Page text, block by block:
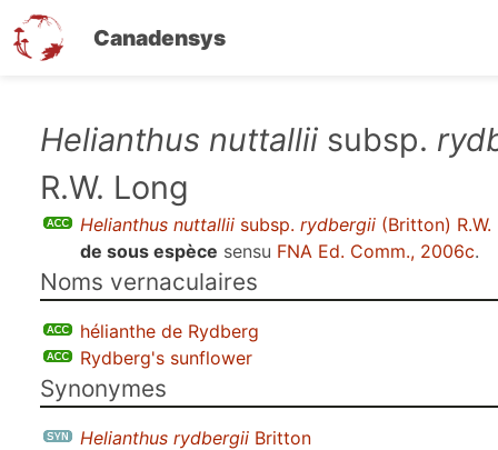
Canadensys
contenu
Helianthus nuttallii subsp.
R.W. Long
Helianthus nuttallii subsp. rydbergii (Britton) R.W.
de sous espèce sensu FNA Ed. Comm., 2006c.
Noms vernaculaires
hélianthe de Rydberg
Rydberg's sunflower
Synonymes
Helianthus rydbergii Britton